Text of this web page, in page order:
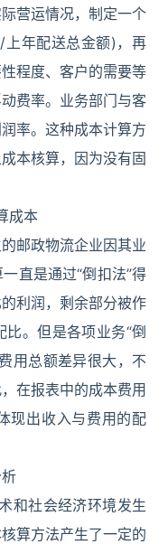
营运情况，制定一个
年配送总金额)，再
程度、客户的需要等
费率。业务部门与客
率。这种成本计算方
本核算，因为没有固
成本
邮政物流企业因其业
直是通过“倒扣法”得
利润，剩余部分被作
。但是各项业务“倒
用总额差异很大，不
在报表中的成本费用
现出收入与费用的配
和社会经济环境发生
算方法产生了一定的